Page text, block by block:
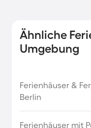
Ähnliche
Umgebung
Ferienhäuser &
Berlin
Ferienhäuser mit